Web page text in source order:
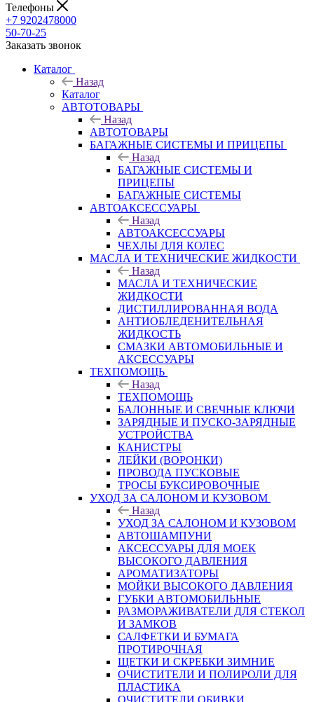
Телефоны
+7 9202478000
50-70-25
Заказать звонок
Каталог
Назад
Каталог
АВТОТОВАРЫ
Назад
АВТОТОВАРЫ
БАГАЖНЫЕ СИСТЕМЫ И ПРИЦЕПЫ
Назад
БАГАЖНЫЕ СИСТЕМЫ И
ПРИЦЕПЫ
БАГАЖНЫЕ СИСТЕМЫ
АВТОАКСЕССУАРЫ
Назад
АВТОАКСЕССУАРЫ
ЧЕХЛЫ ДЛЯ КОЛЕС
МАСЛА И ТЕХНИЧЕСКИЕ ЖИДКОСТИ
Назад
МАСЛА И ТЕХНИЧЕСКИЕ
ЖИДКОСТИ
ДИСТИЛЛИРОВАННАЯ ВОДА
АНТИОБЛЕДЕНИТЕЛЬНАЯ
ЖИДКОСТЬ
СМАЗКИ АВТОМОБИЛЬНЫЕ И
АКСЕССУАРЫ
ТЕХПОМОЩЬ
Назад
ТЕХПОМОЩЬ
БАЛОННЫЕ И СВЕЧНЫЕ КЛЮЧИ
ЗАРЯДНЫЕ И ПУСКО-ЗАРЯДНЫЕ
УСТРОЙСТВА
КАНИСТРЫ
ЛЕЙКИ (ВОРОНКИ)
ПРОВОДА ПУСКОВЫЕ
ТРОСЫ БУКСИРОВОЧНЫЕ
УХОД ЗА САЛОНОМ И КУЗОВОМ
Назад
УХОД ЗА САЛОНОМ И КУЗОВОМ
АВТОШАМПУНИ
АКСЕССУАРЫ ДЛЯ МОЕК
ВЫСОКОГО ДАВЛЕНИЯ
АРОМАТИЗАТОРЫ
МОЙКИ ВЫСОКОГО ДАВЛЕНИЯ
ГУБКИ АВТОМОБИЛЬНЫЕ
РАЗМОРАЖИВАТЕЛИ ДЛЯ СТЕКОЛ
И ЗАМКОВ
САЛФЕТКИ И БУМАГА
ПРОТИРОЧНАЯ
ЩЕТКИ И СКРЕБКИ ЗИМНИЕ
ОЧИСТИТЕЛИ И ПОЛИРОЛИ ДЛЯ
ПЛАСТИКА
ОЧИСТИТЕЛИ ОБИВКИ